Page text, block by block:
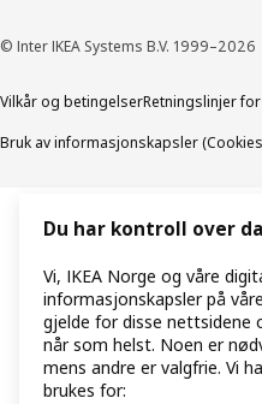
© Inter IKEA Systems B.V. 1999–2026
Vilkår og betingelserRetningslinjer
Bruk av informasjonskapsler
Du har kontroll over
Vi, IKEA Norge og våre
informasjonskapsler på
gjelde for disse nettsidene
når som helst. Noen er
mens andre er valgfrie. Vi
brukes for: